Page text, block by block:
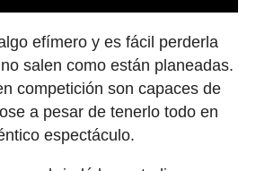
efímero y es fácil perderla
salen como están planeadas.
competición son capaces de
a pesar de tenerlo todo en
espectáculo.